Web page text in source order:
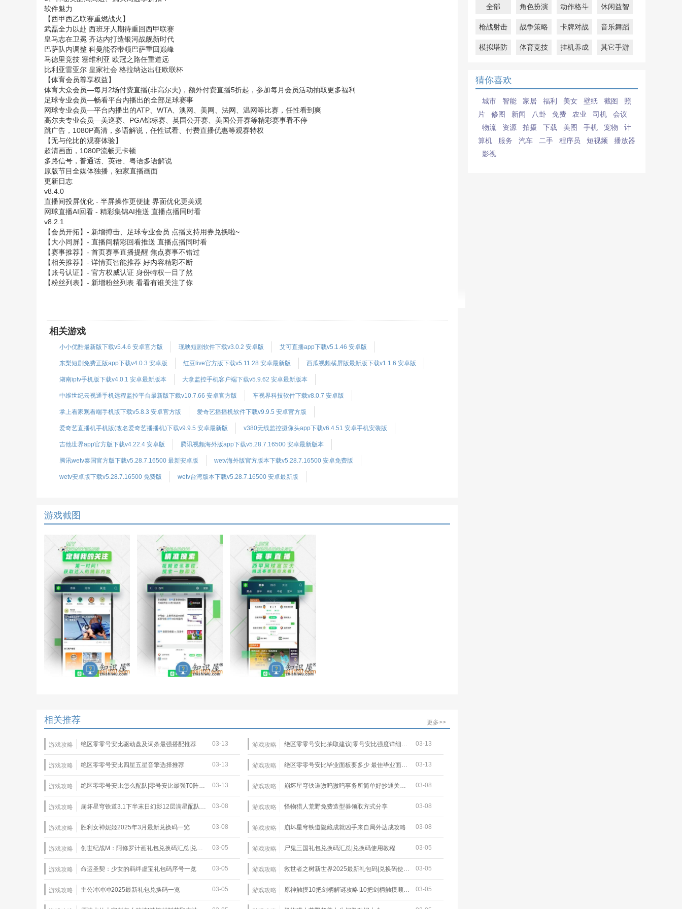
软件魅力
【西甲西乙联赛重燃战火】
武磊全力以赴 西班牙人期待重回西甲联赛
皇马志在卫冕 齐达内打造银河战舰新时代
巴萨队内调整 科曼能否带领巴萨重回巅峰
马德里竞技 塞维利亚 欧冠之路任重道远
比利亚雷亚尔 皇家社会 格拉纳达出征欧联杯
【体育会员尊享权益】
体育大众会员—每月2场付费直播(非高尔夫)，额外付费直播5折起，参加每月会员活动抽取更多福利
足球专业会员—畅看平台内播出的全部足球赛事
网球专业会员—平台内播出的ATP、WTA、澳网、美网、法网、温网等比赛，任性看到爽
高尔夫专业会员—美巡赛、PGA锦标赛、英国公开赛、美国公开赛等精彩赛事看不停
跳广告，1080P高清，多语解说，任性试看、付费直播优惠等观赛特权
【无与伦比的观赛体验】
超清画面，1080P流畅无卡顿
多路信号，普通话、英语、粤语多语解说
原版节目全媒体独播，独家直播画面
更新日志
v8.4.0
直播间投屏优化 - 半屏操作更便捷 界面优化更美观
网球直播AI回看 - 精彩集锦AI推送 直播点播同时看
v8.2.1
【会员开拓】- 新增搏击、足球专业会员 点播支持用券兑换啦~
【大小同屏】- 直播间精彩回看推送 直播点播同时看
【赛事推荐】- 首页赛事直播提醒 焦点赛事不错过
【相关推荐】- 详情页智能推荐 好内容精彩不断
【账号认证】- 官方权威认证 身份特权一目了然
【粉丝列表】- 新增粉丝列表 看看有谁关注了你
相关游戏
小小优酷最新版下载v5.4.6 安卓官方版 现映短剧软件下载v3.0.2 安卓版 艾可直播app下载v5.1.46 安卓版
东梨短剧免费正版app下载v4.0.3 安卓版 红豆live官方版下载v5.11.28 安卓最新版 西瓜视频横屏版最新版下载v1.1.6 安卓版
湖南iptv手机版下载v4.0.1 安卓最新版本 大拿监控手机客户端下载v5.9.62 安卓最新版本
中维世纪云视通手机远程监控平台最新版下载v10.7.66 安卓官方版 车视界科技软件下载v8.0.7 安卓版
掌上看家观看端手机版下载v5.8.3 安卓官方版 爱奇艺播播机软件下载v9.9.5 安卓官方版
爱奇艺直播机手机版(改名爱奇艺播播机)下载v9.9.5 安卓最新版 v380无线监控摄像头app下载v6.4.51 安卓手机安装版
吉他世界app官方版下载v4.22.4 安卓版 腾讯视频海外版app下载v5.28.7.16500 安卓最新版本
腾讯wetv泰国官方版下载v5.28.7.16500 最新安卓版 wetv海外版官方版本下载v5.28.7.16500 安卓免费版
wetv安卓版下载v5.28.7.16500 免费版 wetv台湾版本下载v5.28.7.16500 安卓最新版
游戏截图
相关推荐 更多>>
游戏攻略 绝区零零号安比驱动盘及词条最强搭配推荐 03-13 游戏攻略 绝区零零号安比抽取建议|零号安比强度详细介绍 03-13
游戏攻略 绝区零零号安比四星五星音擎选择推荐 03-13 游戏攻略 绝区零零号安比毕业面板要多少 最佳毕业面板一览 03-13
游戏攻略 绝区零零号安比怎么配队|零号安比最强T0阵容推荐 03-13 游戏攻略 崩坏星穹铁道嗷呜嗷呜事务所简单好抄通关攻略 03-08
游戏攻略 崩坏星穹铁道3.1下半末日幻影12层满星配队推荐 03-08 游戏攻略 怪物猎人荒野免费造型券领取方式分享 03-08
游戏攻略 胜利女神妮姬2025年3月最新兑换码一览 03-08 游戏攻略 崩坏星穹铁道隐藏成就凶手来自局外达成攻略 03-08
游戏攻略 创世纪战M：阿修罗计画礼包兑换码汇总|兑换码使用教程 03-05 游戏攻略 尸鬼三国礼包兑换码汇总|兑换码使用教程 03-05
游戏攻略 命运圣契：少女的羁绊虚宝礼包码序号一览 03-05 游戏攻略 救世者之树新世界2025最新礼包码|兑换码使用教程 03-05
游戏攻略 主公冲冲冲2025最新礼包兑换码一览 03-05 游戏攻略 原神触摸10把剑柄解谜攻略|10把剑柄触摸顺序详解 03-05
全部 角色扮演 动作格斗 休闲益智
枪战射击 战争策略 卡牌对战 音乐舞蹈
模拟塔防 体育竞技 挂机养成 其它手游
猜你喜欢
城市 智能 家居 福利 美女 壁纸 截图
照
片
修图 新闻 八卦 免费 农业 司机
会议
物流
资源 拍摄 下载 美图 手机 宠物
计
算机
服务 汽车 二手 程序员 短视频
播放器
影视